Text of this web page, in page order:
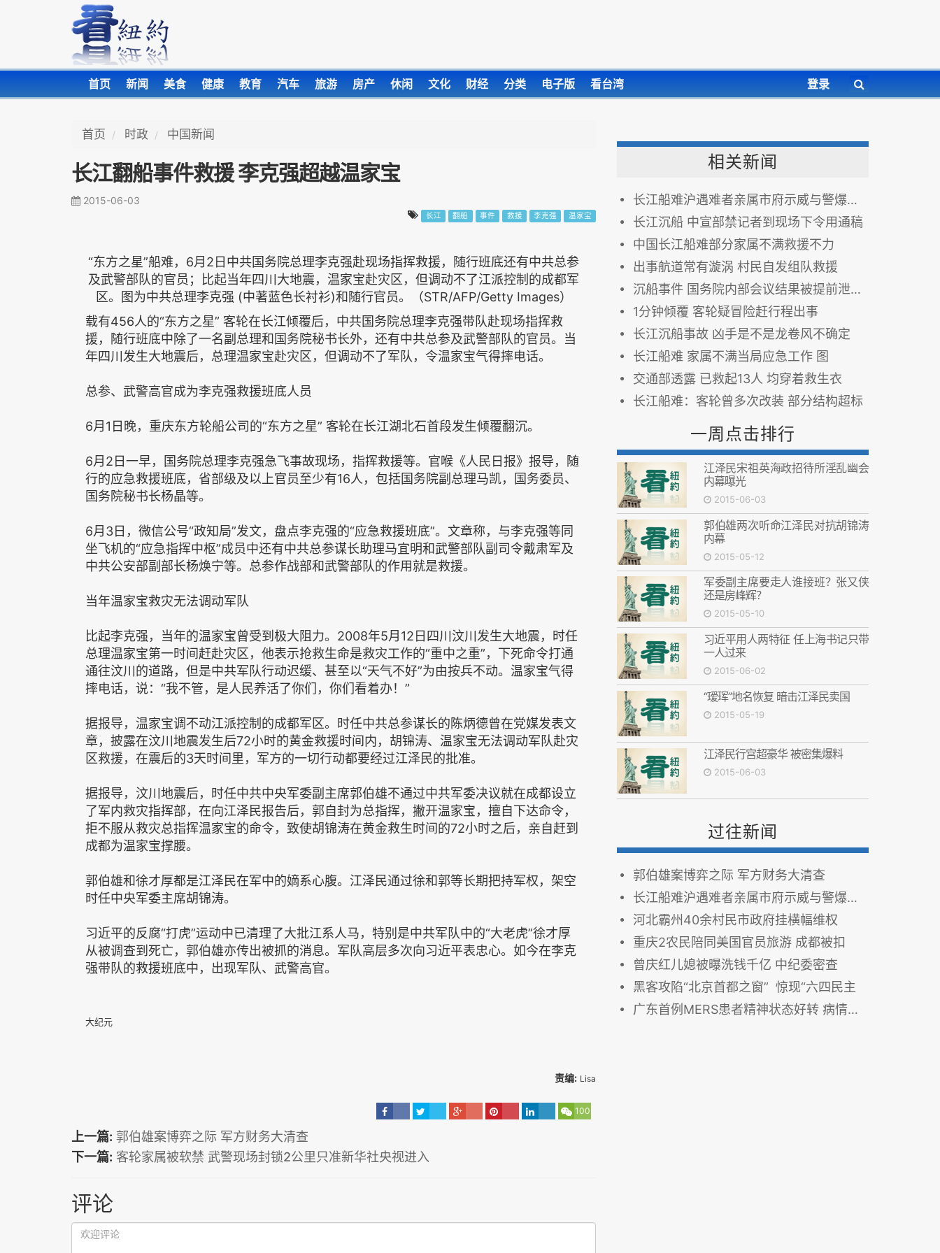
首页 新闻 美食 健康 教育 汽车 旅游 房产 休闲 文化 财经 分类 电子版 看台湾 登录
首页 时政 中国新闻
长江翻船事件救援 李克强超越温家宝
2015-06-03
长江 翻船 事件 救援 李克强 温家宝
“东方之星”船难，6月2日中共国务院总理李克强赴现场指挥救援，随行班底还有中共总参
及武警部队的官员；比起当年四川大地震，温家宝赴灾区，但调动不了江派控制的成都军
区。图为中共总理李克强 (中著蓝色长衬衫)和随行官员。（STR/AFP/Getty Images）
载有456人的“东方之星” 客轮在长江倾覆后，中共国务院总理李克强带队赴现场指挥救
援，随行班底中除了一名副总理和国务院秘书长外，还有中共总参及武警部队的官员。当
年四川发生大地震后，总理温家宝赴灾区，但调动不了军队，令温家宝气得摔电话。
总参、武警高官成为李克强救援班底人员
6月1日晚，重庆东方轮船公司的“东方之星” 客轮在长江湖北石首段发生倾覆翻沉。
6月2日一早，国务院总理李克强急飞事故现场，指挥救援等。官喉《人民日报》报导，随
行的应急救援班底，省部级及以上官员至少有16人，包括国务院副总理马凯，国务委员、
国务院秘书长杨晶等。
6月3日，微信公号“政知局”发文，盘点李克强的“应急救援班底”。文章称，与李克强等同
坐飞机的“应急指挥中枢”成员中还有中共总参谋长助理马宜明和武警部队副司令戴肃军及
中共公安部副部长杨焕宁等。总参作战部和武警部队的作用就是救援。
当年温家宝救灾无法调动军队
比起李克强，当年的温家宝曾受到极大阻力。2008年5月12日四川汶川发生大地震，时任
总理温家宝第一时间赶赴灾区，他表示抢救生命是救灾工作的“重中之重”，下死命令打通
通往汶川的道路，但是中共军队行动迟缓、甚至以“天气不好”为由按兵不动。温家宝气得
摔电话，说：“我不管，是人民养活了你们，你们看着办！”
据报导，温家宝调不动江派控制的成都军区。时任中共总参谋长的陈炳德曾在党媒发表文
章，披露在汶川地震发生后72小时的黄金救援时间内，胡锦涛、温家宝无法调动军队赴灾
区救援，在震后的3天时间里，军方的一切行动都要经过江泽民的批准。
据报导，汶川地震后，时任中共中央军委副主席郭伯雄不通过中共军委决议就在成都设立
了军内救灾指挥部，在向江泽民报告后，郭自封为总指挥，撇开温家宝，擅自下达命令，
拒不服从救灾总指挥温家宝的命令，致使胡锦涛在黄金救生时间的72小时之后，亲自赶到
成都为温家宝撑腰。
郭伯雄和徐才厚都是江泽民在军中的嫡系心腹。江泽民通过徐和郭等长期把持军权，架空
时任中央军委主席胡锦涛。
习近平的反腐“打虎”运动中已清理了大批江系人马，特别是中共军队中的“大老虎”徐才厚
从被调查到死亡，郭伯雄亦传出被抓的消息。军队高层多次向习近平表忠心。如今在李克
强带队的救援班底中，出现军队、武警高官。
大纪元
责编: Lisa
100
上一篇: 郭伯雄案博弈之际 军方财务大清查
下一篇: 客轮家属被软禁 武警现场封锁2公里只准新华社央视进入
评论
相关新闻
长江船难沪遇难者亲属市府示威与警爆冲突
长江沉船 中宣部禁记者到现场下令用通稿
中国长江船难部分家属不满救援不力
出事航道常有漩涡 村民自发组队救援
沉船事件 国务院内部会议结果被提前泄露？
1分钟倾覆 客轮疑冒险赶行程出事
长江沉船事故 凶手是不是龙卷风不确定
长江船难 家属不满当局应急工作 图
交通部透露 已救起13人 均穿着救生衣
长江船难：客轮曾多次改装 部分结构超标
一周点击排行
江泽民宋祖英海政招待所淫乱幽会
内幕曝光
2015-06-03
郭伯雄两次听命江泽民对抗胡锦涛
内幕
2015-05-12
军委副主席要走人谁接班？张又侠
还是房峰辉？
2015-05-10
习近平用人两特征 任上海书记只带
一人过来
2015-06-02
“瑷珲”地名恢复 暗击江泽民卖国
2015-05-19
江泽民行宫超豪华 被密集爆料
2015-06-03
过往新闻
郭伯雄案博弈之际 军方财务大清查
长江船难沪遇难者亲属市府示威与警爆冲突
河北霸州40余村民市政府挂横幅维权
重庆2农民陪同美国官员旅游 成都被扣
曾庆红儿媳被曝洗钱千亿 中纪委密查
黑客攻陷“北京首都之窗” 惊现“六四民主
广东首例MERS患者精神状态好转 病情谨慎乐观